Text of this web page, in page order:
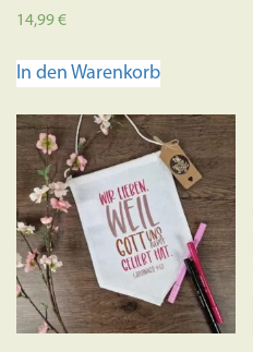
14,99€
In den Warenkorb